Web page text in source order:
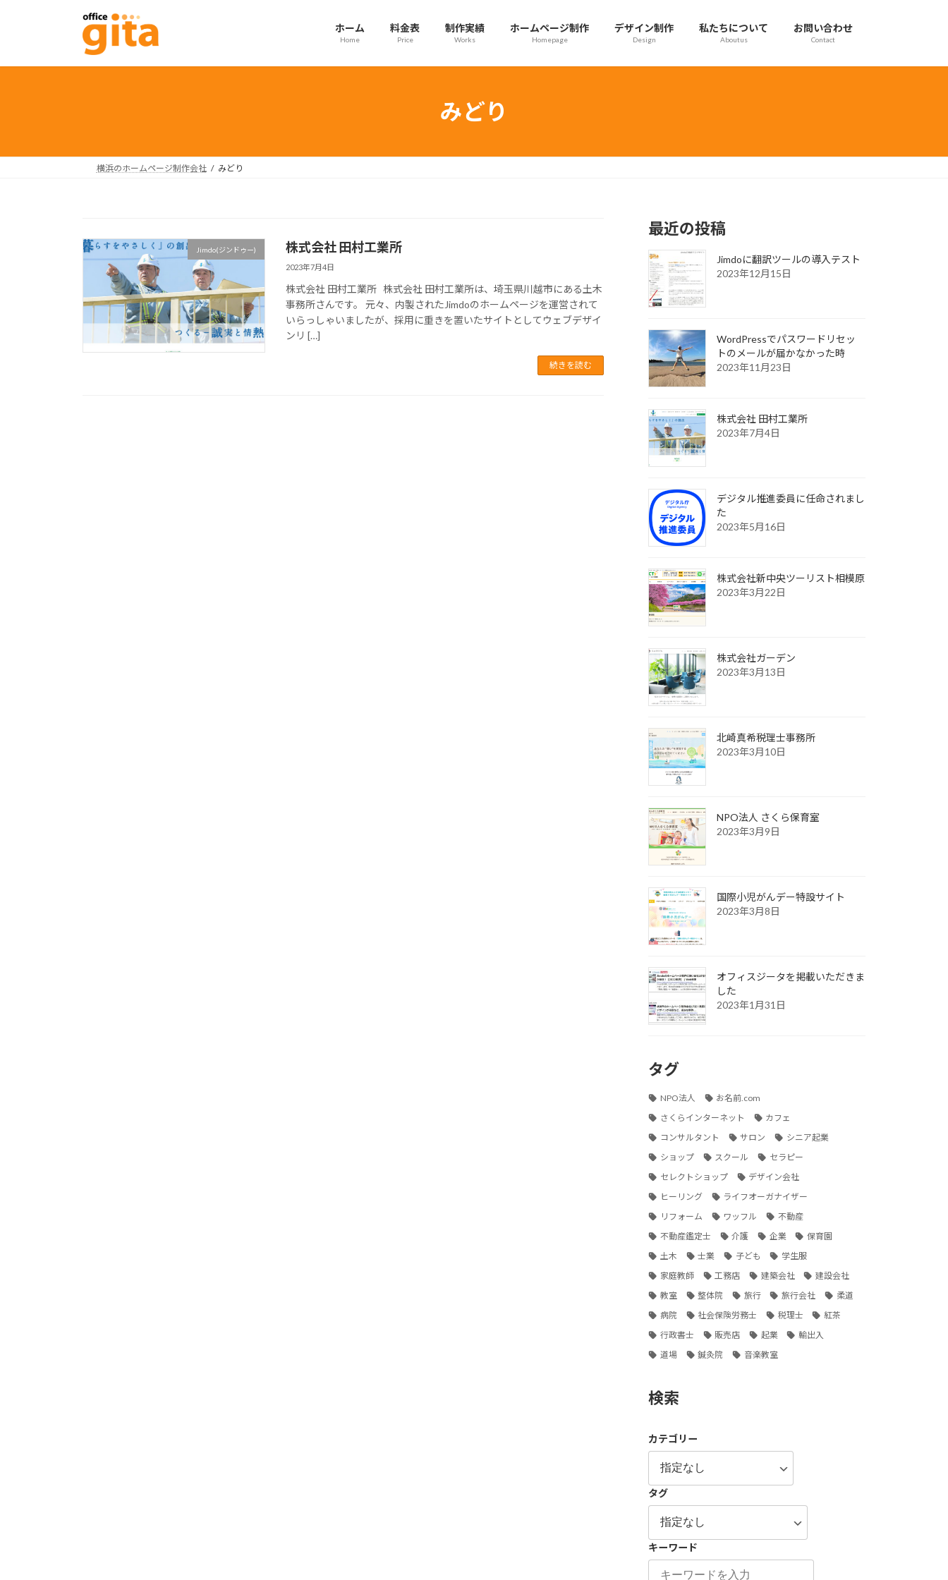
プ
動
ホーム
Home
料金表
Price
制作実績
Works
ホームページ制作
Homepage
デザイン制作
Design
私たちについて
Aboutus
お問い合わせ
Contact
みどり
横浜のホームページ制作会社 みどり
Jimdo(ジンドゥー) 株式会社 田村工業所
2023年7月4日
株式会社 田村工業所 株式会社 田村工業所は、埼玉県川越市にある土木
事務所さんです。 元々、内製されたJimdoのホームページを運営されて
いらっしゃいましたが、採用に重きを置いたサイトとしてウェブデザイ
ンリ […]
続きを読む
最近の投稿
Jimdoに翻訳ツールの導入テスト
2023年12月15日
WordPressでパスワードリセッ
トのメールが届かなかった時
2023年11月23日
株式会社 田村工業所
2023年7月4日
デジタル推進委員に任命されまし
た
2023年5月16日
株式会社新中央ツーリスト相模原
2023年3月22日
株式会社ガーデン
2023年3月13日
北崎真希税理士事務所
2023年3月10日
NPO法人 さくら保育室
2023年3月9日
国際小児がんデー特設サイト
2023年3月8日
オフィスジータを掲載いただきま
した
2023年1月31日
タグ
NPO法人
お名前.com
さくらインターネット
カフェ
コンサルタント
サロン
シニア起業
ショップ
スクール
セラピー
セレクトショップ
デザイン会社
ヒーリング
ライフオーガナイザー
リフォーム
ワッフル
不動産
不動産鑑定士
介護 企業
保育園
土木
士業 子ども
学生服
家庭教師
工務店 建築会社
建設会社
教室
整体院 旅行 旅行会社
柔道
病院
社会保険労務士 税理士
紅茶
行政書士
販売店 起業
輸出入
道場
鍼灸院 音楽教室
検索
カテゴリー
タグ
キーワード